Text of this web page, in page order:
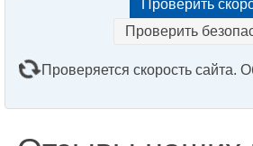
Проверить
Проверяется скорость сайта.